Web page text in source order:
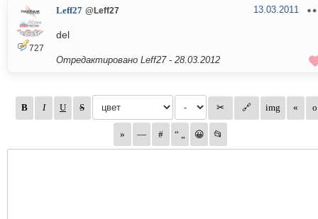
727
Leff27 @Leff27 13.03.2011
del
Отредактировано Leff27 - 28.03.2012